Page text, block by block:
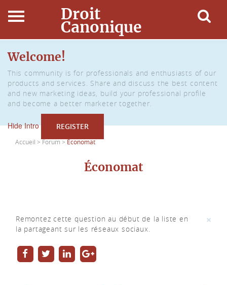
Droit
Canonique
Accueil
Droit Canonique
Ressources
Actualités
Welcome!
This community is for professionals and enthusiasts of our
products and services. Share and discuss the best content
and new marketing ideas, build your professional profile
and become a better marketer together.
Hide Intro REGISTER
Accueil >Forum >Économat
Économat
×
Remontez cette question au début de la liste en
la partageant sur les réseaux sociaux.